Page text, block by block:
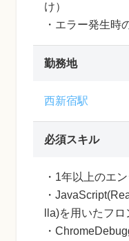
け）
・エラー発生時
勤務地
西新宿駅
必須スキル
・1年以上のエ
・
lla)を用いたフ
・